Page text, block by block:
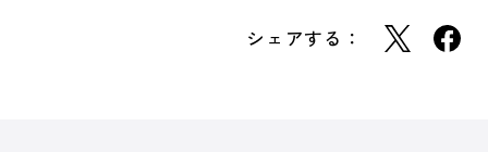
シェアする：